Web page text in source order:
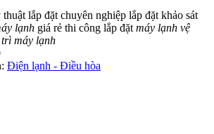
thuật lắp đặt chuyên nghiệp lắp đặt khảo sát
lạnh giá rẻ thi công lắp đặt máy lạnh vệ
trì máy lạnh
Điện lạnh - Điều hòa